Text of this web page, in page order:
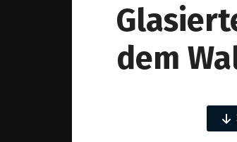
dem